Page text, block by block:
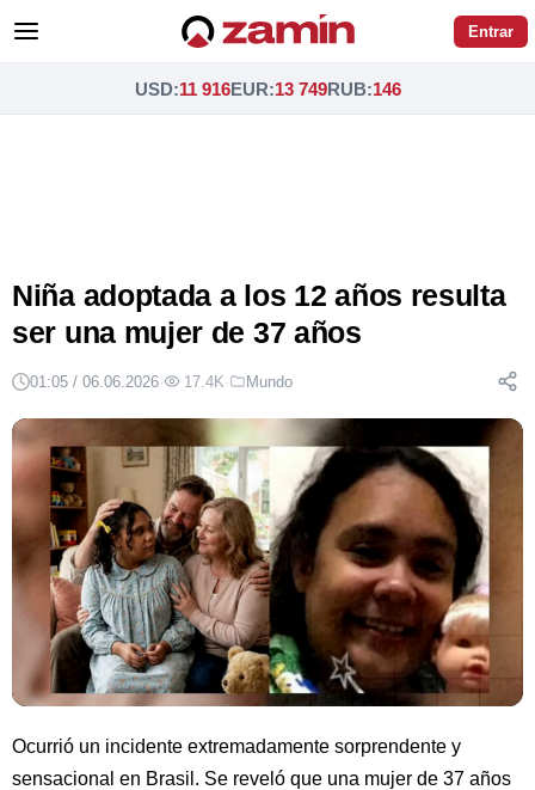
Entrar
USD:11 916EUR:13 749RUB:146
Niña adoptada a los 12 años resulta
ser una mujer de 37 años
01:05 / 06.06.2026· 17.4K· Mundo
Ocurrió un incidente extremadamente sorprendente y
sensacional en Brasil. Se reveló que una mujer de 37 años